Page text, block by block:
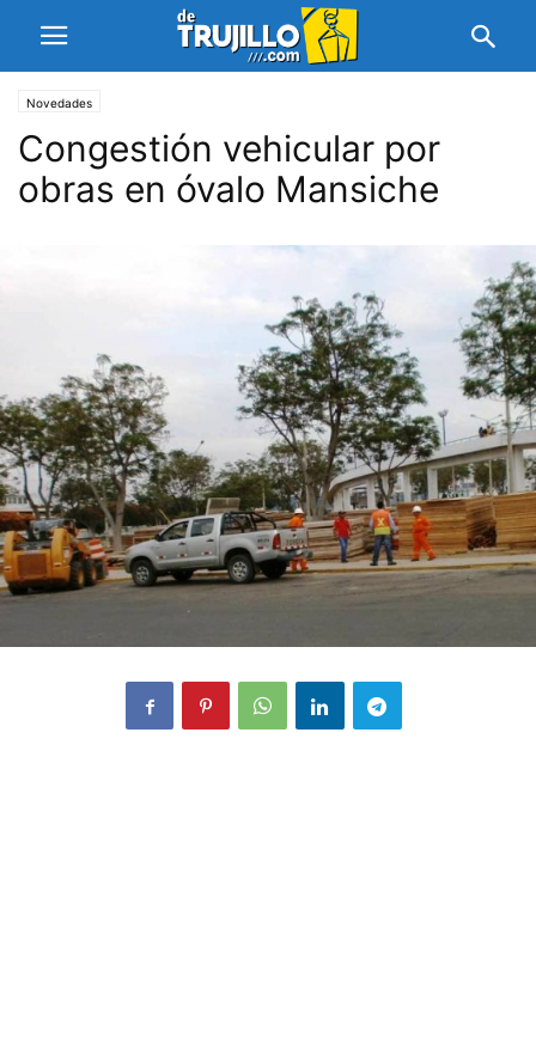
Novedades
Congestión vehicular por
obras en óvalo Mansiche